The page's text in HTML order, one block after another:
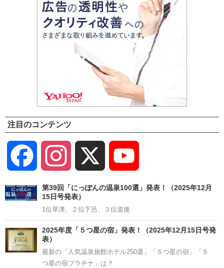
注目のコンテンツ
Facebook Instagram
Channel
第39回「にっぽんの温泉100選」発表！（2025年12月
15日号発表）
1位草津、２位下呂、３位道後
2025年度「５つ星の宿」発表！（2025年12月15日号発
表）
最新の「人気温泉旅館ホテル250選」「５つ星の宿」「５
つ星の宿プラチナ」は？